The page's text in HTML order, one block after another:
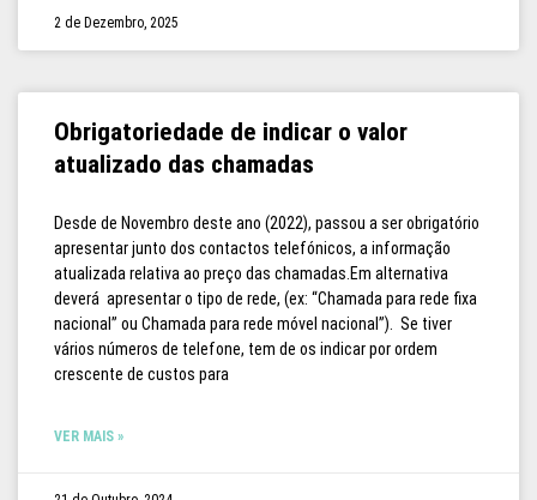
2 de Dezembro, 2025
Obrigatoriedade de indicar o valor
atualizado das chamadas
Desde de Novembro deste ano (2022), passou a ser obrigatório
apresentar junto dos contactos telefónicos, a informação
atualizada relativa ao preço das chamadas.Em alternativa
deverá apresentar o tipo de rede, (ex: “Chamada para rede fixa
nacional” ou Chamada para rede móvel nacional”). Se tiver
vários números de telefone, tem de os indicar por ordem
crescente de custos para
VER MAIS »